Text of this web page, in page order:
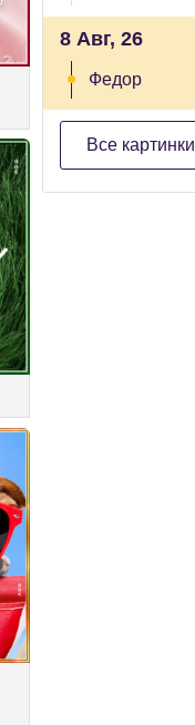
8 Авг, 26
Федор
Все